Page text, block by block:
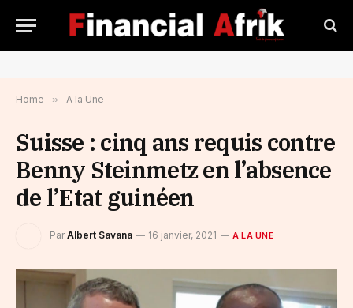
Home » A la Une
Suisse : cinq ans requis contre
Benny Steinmetz en l’absence
de l’Etat guinéen
Par Albert Savana 16 janvier, 2021 A LA UNE